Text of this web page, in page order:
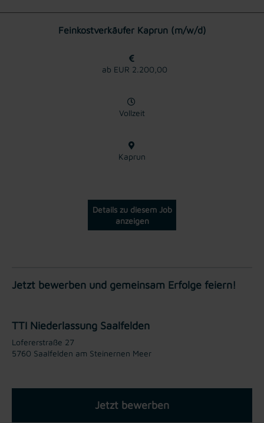
Feinkostverkäufer Kaprun (m/w/d)
ab EUR 2.200,00
Vollzeit
Kaprun
Details zu diesem Job
anzeigen
Jetzt bewerben und gemeinsam Erfolge feiern!
TTI Niederlassung Saalfelden
Lofererstraße 27
5760 Saalfelden am Steinernen Meer
Jetzt bewerben